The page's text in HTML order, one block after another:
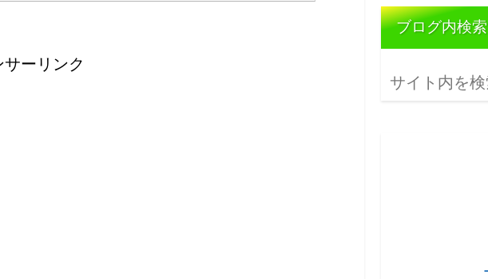
サーリンク
ブログ内検索